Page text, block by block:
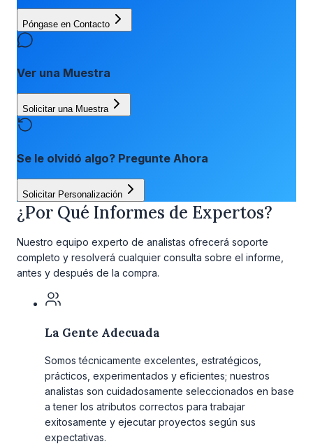
Póngase en Contacto
Ver una Muestra
Solicitar una Muestra
Se le olvidó algo? Pregunte Ahora
Solicitar Personalización
¿Por Qué Informes de Expertos?
Nuestro equipo experto de analistas ofrecerá soporte
completo y resolverá cualquier consulta sobre el informe,
antes y después de la compra.
La Gente Adecuada
Somos técnicamente excelentes, estratégicos,
prácticos, experimentados y eficientes; nuestros
analistas son cuidadosamente seleccionados en base
a tener los atributos correctos para trabajar
exitosamente y ejecutar proyectos según sus
expectativas.